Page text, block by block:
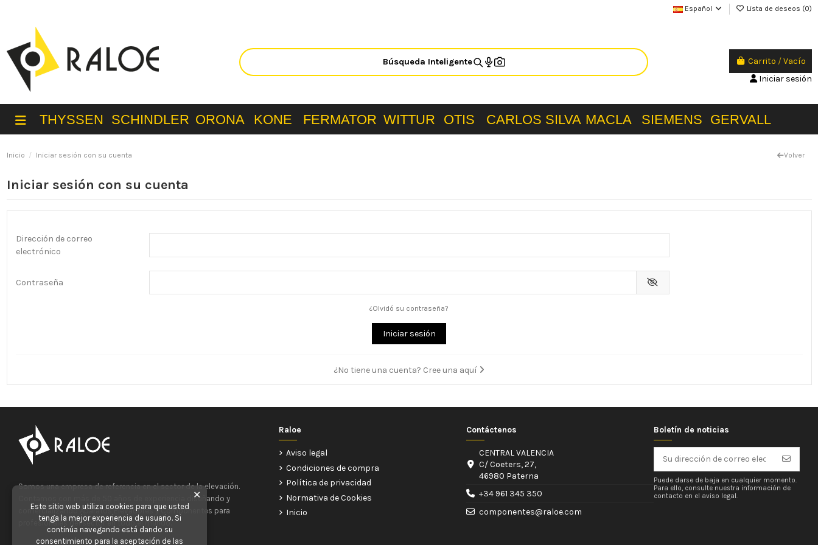
Español Lista de deseos (0)
Búsqueda Inteligente Carrito /Vacío
Iniciar sesión
THYSSEN SCHINDLER ORONA KONE FERMATOR WITTUR OTIS CARLOS SILVA MACLA SIEMENS GERVALL
Inicio Iniciar sesión con su cuenta Volver
Iniciar sesión con su cuenta
Dirección de correo
electrónico
Contraseña
¿Olvidó su contraseña?
Iniciar sesión
¿No tiene una cuenta? Cree una aquí
Somos una empresa de referencia en el sector de la elevación.
Contamos con más de 50 años de experiencia diseñando y
comercializando Aparatos Elevadores y Componentes para
profesionales del sector en todo el mundo.
Raloe
Aviso legal
Condiciones de compra
Política de privacidad
Normativa de Cookies
Inicio
Contáctenos
CENTRAL VALENCIA
C/ Coeters, 27,
46980 Paterna
+34 961 345 350
componentes@raloe.com
Boletín de noticias
Puede darse de baja en cualquier momento.
Para ello, consulte nuestra información de
contacto en el aviso legal.
✕
Este sitio web utiliza cookies para que usted
tenga la mejor experiencia de usuario. Si
continúa navegando está dando su
consentimiento para la aceptación de las